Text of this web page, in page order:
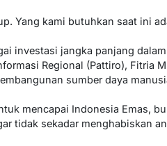
Yang kami butuhkan saat ini
investasi jangka panjang
Regional (Pattiro), Fitria
sumber daya
mencapai Indonesia Emas,
tidak sekadar menghabiskan